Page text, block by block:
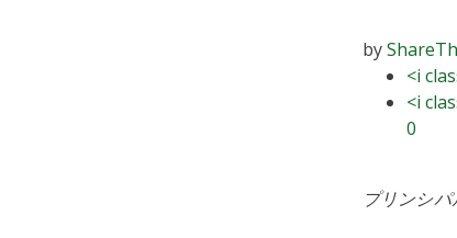
by
<i
<i
0
プリンシ